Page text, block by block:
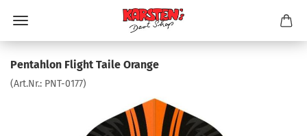
Pentahlon Flight Taile Orange
(Art.Nr.: PNT-0177)